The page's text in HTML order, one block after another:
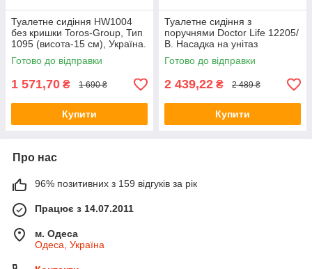
Туалетне сидіння HW1004
без кришки Toros-Group, Тип
1095 (висота-15 см), Україна.
Готово до відправки
1 571,70 ₴ 1 690 ₴
Купити
Туалетне сидіння з
поручнями Doctor Life 12205/
В. Насадка на унітаз
Готово до відправки
2 439,22 ₴ 2 489 ₴
Купити
Про нас
96% позитивних з 159 відгуків за рік
Працює з 14.07.2011
м. Одеса
Одеса, Україна